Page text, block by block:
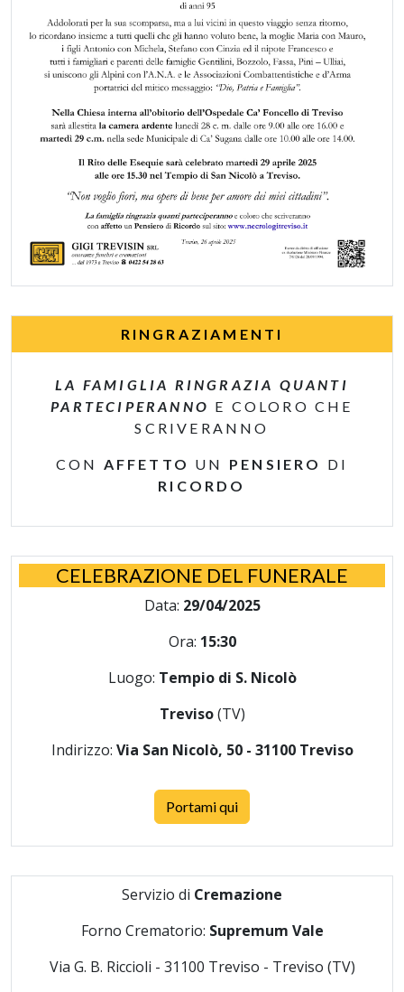
RINGRAZIAMENTI
LA FAMIGLIA RINGRAZIA QUANTI
PARTECIPERANNO E COLORO CHE
SCRIVERANNO
CON AFFETTO UN PENSIERO DI
RICORDO
CELEBRAZIONE DEL FUNERALE
Data: 29/04/2025
Ora: 15:30
Luogo: Tempio di S. Nicolò
Treviso(TV)
Indirizzo: Via San Nicolò, 50 - 31100 Treviso
Portami qui
Servizio di Cremazione
Forno Crematorio: Supremum Vale
Via G. B. Riccioli - 31100 Treviso - Treviso (TV)